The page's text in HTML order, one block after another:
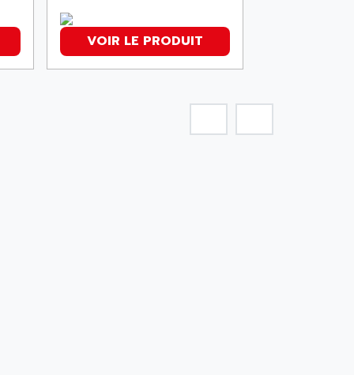
VOIR LE PRODUIT